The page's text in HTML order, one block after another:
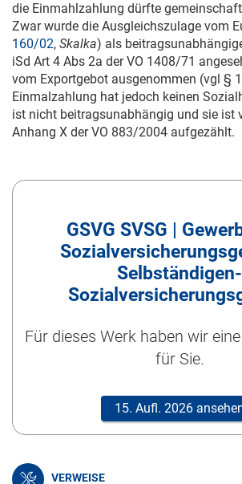
die Einmahlzahlung dürfte
Zwar wurde die Ausgleichszulage vom
160/02, Skalka) als
iSd Art 4 Abs 2a derVO 1408/71
vom Exportgebot ausgenommen (vgl §
Einmalzahlung hat jedoch keinen
ist nicht beitragsunabhängig und sie ist
Anhang X derVO 883/2004 aufgezählt.
GSVG SVSG |
Selbständigen-
Für dieses Werk haben wir
für Sie.
15. Aufl. 2026
VERWEISE